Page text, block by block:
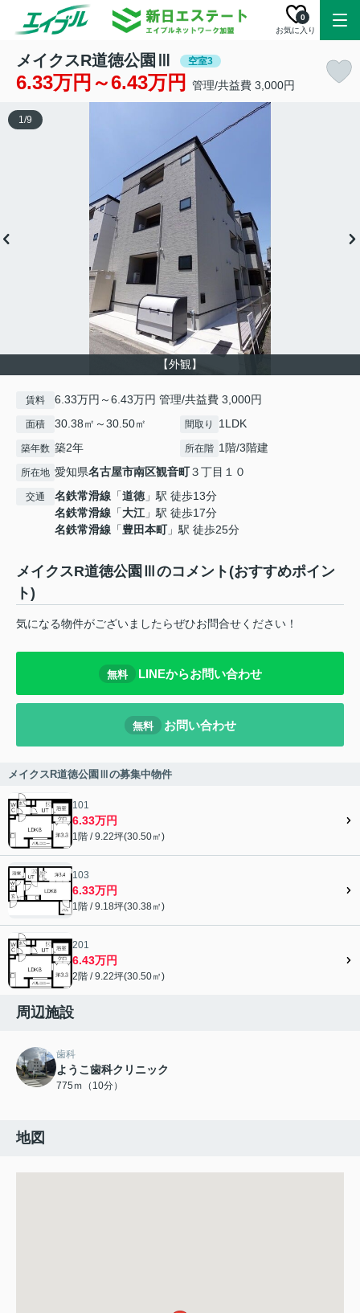
お気に入り
0
メイクスR道徳公園Ⅲ 空室3
6.33万円～6.43万円 管理/共益費 3,000円
【外観】
1/9
賃料 6.33万円～6.43万円 管理/共益費 3,000円
面積 30.38㎡～30.50㎡ 間取り 1LDK
築年数 築2年 所在階 1階/3階建
所在地 愛知県名古屋市南区観音町３丁目１０
交通 名鉄常滑線 「道徳」駅 徒歩13分
名鉄常滑線 「大江」駅 徒歩17分
名鉄常滑線 「豊田本町」駅 徒歩25分
メイクスR道徳公園Ⅲのコメント(おすすめポイン
ト)
気になる物件がございましたらぜひお問合せください！
無料 LINEからお問い合わせ
無料 お問い合わせ
メイクスR道徳公園Ⅲの募集中物件
101
6.33万円
1階 / 9.22坪(30.50㎡)
103
6.33万円
1階 / 9.18坪(30.38㎡)
201
6.43万円
2階 / 9.22坪(30.50㎡)
周辺施設
歯科
ようこ歯科クリニック
775ｍ（10分）
地図